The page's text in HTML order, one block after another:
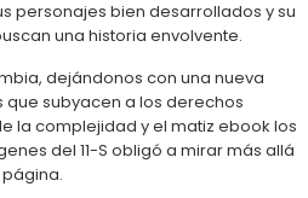
personajes bien desarrollados y su
una historia envolvente.
dejándonos con una nueva
que subyacen a los derechos
la complejidad y el matiz ebook los
del 11-S obligó a mirar más allá